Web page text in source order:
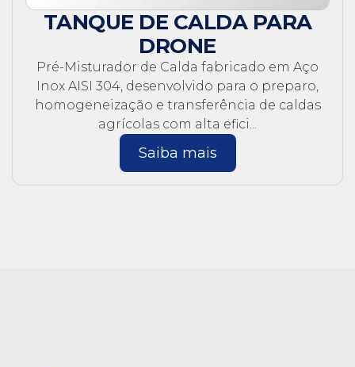
TANQUE DE CALDA PARA
DRONE
Pré-Misturador de Calda fabricado em Aço
Inox AISI 304, desenvolvido para o preparo,
homogeneização e transferência de caldas
agrícolas com alta efici...
Saiba mais